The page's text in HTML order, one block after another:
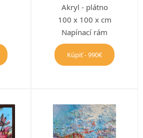
Akryl - plátno
100 x 100 x cm
Napínací rám
Kúpiť - 990€